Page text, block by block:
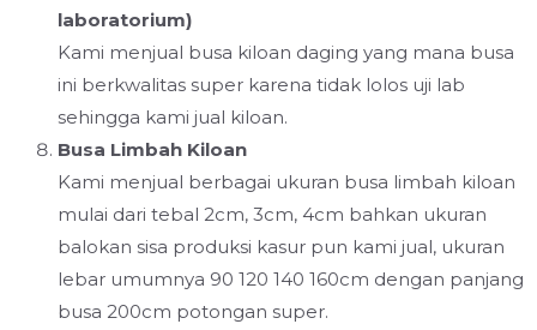
laboratorium)
Kami menjual busa kiloan daging yang mana busa
ini berkwalitas super karena tidak lolos uji lab
sehingga kami jual kiloan.
Busa Limbah Kiloan
Kami menjual berbagai ukuran busa limbah kiloan
mulai dari tebal 2cm, 3cm, 4cm bahkan ukuran
balokan sisa produksi kasur pun kami jual, ukuran
lebar umumnya 90 120 140 160cm dengan panjang
busa 200cm potongan super.